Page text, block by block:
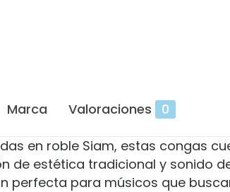
Marca Valoraciones 0
en roble Siam, estas congas
de estética tradicional y sonido
perfecta para músicos que